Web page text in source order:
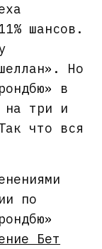
шансов.
Но
в
на три и
что вся
по
Бет